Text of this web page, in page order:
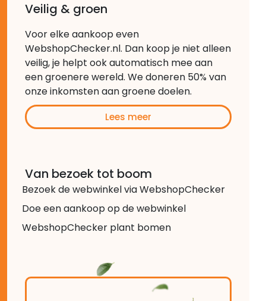
Veilig & groen
Voor elke aankoop even
WebshopChecker.nl. Dan koop je niet alleen
veilig, je helpt ook automatisch mee aan
een groenere wereld. We doneren 50% van
onze inkomsten aan groene doelen.
Lees meer
Van bezoek tot boom
Bezoek de webwinkel via WebshopChecker
Doe een aankoop op de webwinkel
WebshopChecker plant bomen